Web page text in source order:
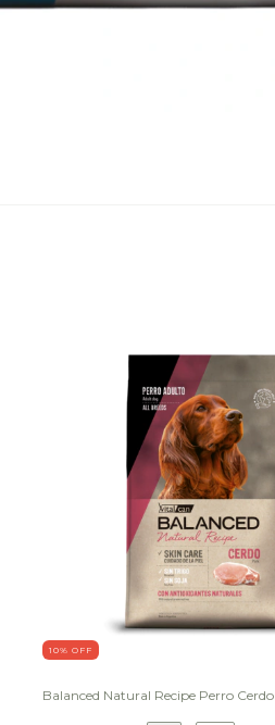
10% OFF
Balanced Natural Recipe Perro Cerdo